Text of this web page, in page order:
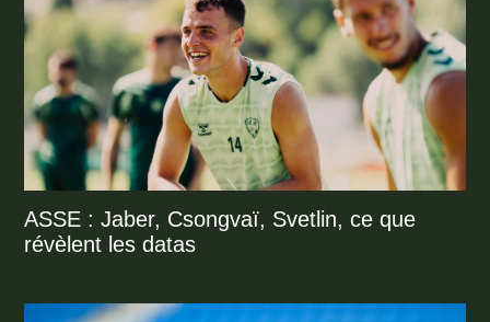
ASSE : Jaber, Csongvaï, Svetlin, ce que
révèlent les datas